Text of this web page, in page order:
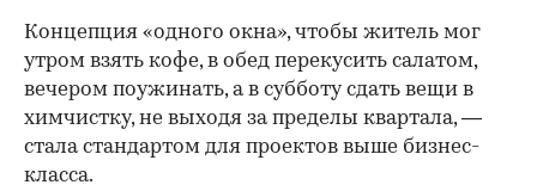
Концепция «одного окна», чтобы житель мог
утром взять кофе, в обед перекусить салатом,
вечером поужинать, а в субботу сдать вещи в
химчистку, не выходя за пределы квартала, —
стала стандартом для проектов выше бизнес-
класса.